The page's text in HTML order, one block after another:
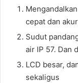
cepat dan
Sudut
air IP 57. Dan
LCD besar,
sekaligus